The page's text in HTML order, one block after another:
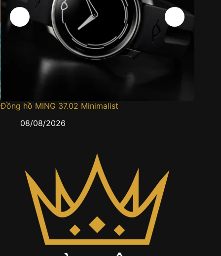
Đồng hồ MING 37.02 Minimalist
08/08/2026